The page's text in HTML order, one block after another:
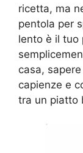
ricetta, ma
pentola per
lento è il tuo
casa,
capienze e
tra un piatto